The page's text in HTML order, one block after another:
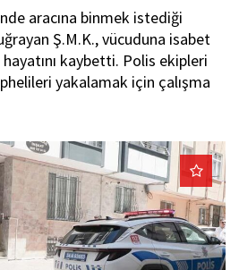
aracına binmek istediği
Ş.M.K., vücuduna isabet
kaybetti. Polis ekipleri
yakalamak için çalışma